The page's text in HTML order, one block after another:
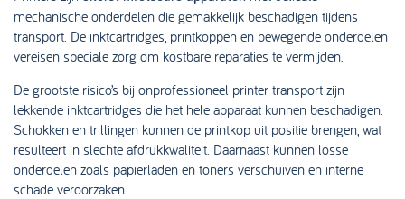
mechanische onderdelen die gemakkelijk beschadigen tijdens
transport. De inktcartridges, printkoppen en bewegende onderdelen
vereisen speciale zorg om kostbare reparaties te vermijden.
De grootste risico’s bij onprofessioneel printer transport zijn
lekkende inktcartridges die het hele apparaat kunnen beschadigen.
Schokken en trillingen kunnen de printkop uit positie brengen, wat
resulteert in slechte afdrukkwaliteit. Daarnaast kunnen losse
onderdelen zoals papierladen en toners verschuiven en interne
schade veroorzaken.